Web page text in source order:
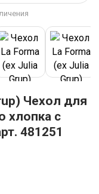
Чехол для
хлопка с
481251